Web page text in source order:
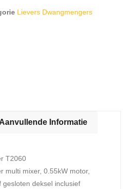
Lievers Dwangmengers
Aanvullende Informatie
T2060
multi mixer, 0.55kW motor,
deksel inclusief